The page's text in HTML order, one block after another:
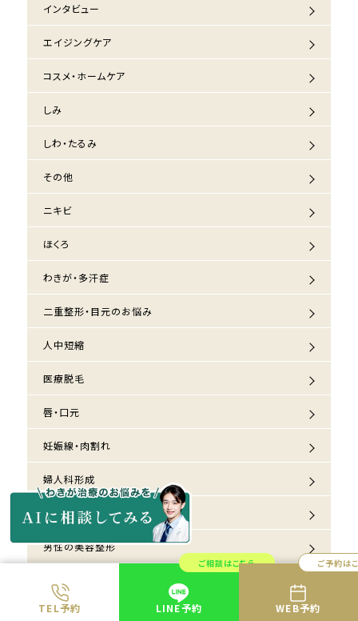
TEL予約
ご相談はこちら
LINE予約
ご予約は
WEB予約
インタビュー
エイジングケア
コスメ・ホームケア
しみ
しわ・たるみ
その他
ニキビ
ほくろ
わきが・多汗症
二重整形・目元のお悩み
人中短縮
医療脱毛
唇・口元
妊娠線・肉割れ
婦人科形成
毛穴
男性の美容整形
美容歯科